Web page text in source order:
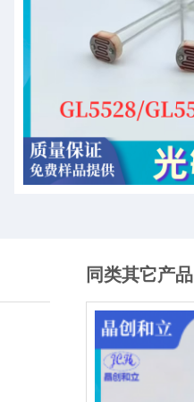
同类其它产品